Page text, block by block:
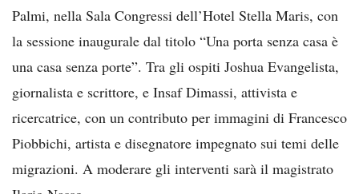
Palmi, nella Sala Congressi dell’Hotel Stella Maris, con
la sessione inaugurale dal titolo “Una porta senza casa è
una casa senza porte”. Tra gli ospiti Joshua Evangelista,
giornalista e scrittore, e Insaf Dimassi, attivista e
ricercatrice, con un contributo per immagini di Francesco
Piobbichi, artista e disegnatore impegnato sui temi delle
migrazioni. A moderare gli interventi sarà il magistrato